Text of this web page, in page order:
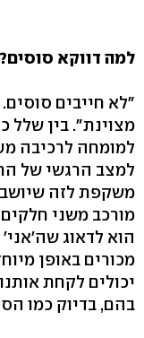
למה דווקא סוסים?
"לא חייבים
מצוינת". בין שלל
למומחה לרכיבה
למצב הרגשי של
משקפת לזה
מורכב משני
הוא לדאוג
מכורים באופן
יכולים לקחת
בהם, בדיוק כמו